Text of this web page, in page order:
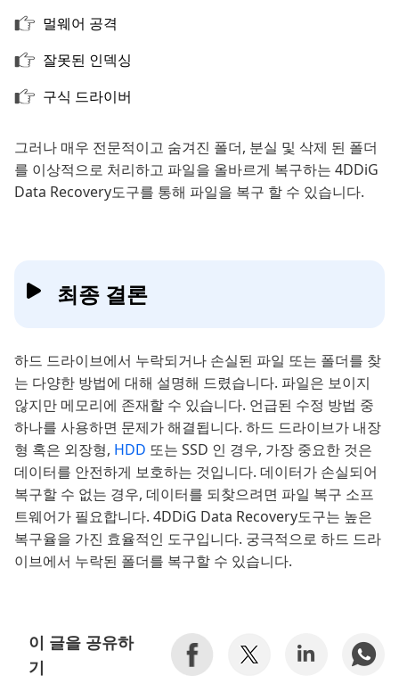
멀웨어 공격
잘못된 인덱싱
구식 드라이버
그러나 매우 전문적이고 숨겨진 폴더, 분실 및 삭제 된 폴더
를 이상적으로 처리하고 파일을 올바르게 복구하는 4DDiG
Data Recovery도구를 통해 파일을 복구 할 수 있습니다.
최종 결론
하드 드라이브에서 누락되거나 손실된 파일 또는 폴더를 찾
는 다양한 방법에 대해 설명해 드렸습니다. 파일은 보이지
않지만 메모리에 존재할 수 있습니다. 언급된 수정 방법 중
하나를 사용하면 문제가 해결됩니다. 하드 드라이브가 내장
형 혹은 외장형, HDD 또는 SSD 인 경우, 가장 중요한 것은
데이터를 안전하게 보호하는 것입니다. 데이터가 손실되어
복구할 수 없는 경우, 데이터를 되찾으려면 파일 복구 소프
트웨어가 필요합니다. 4DDiG Data Recovery도구는 높은
복구율을 가진 효율적인 도구입니다. 궁극적으로 하드 드라
이브에서 누락된 폴더를 복구할 수 있습니다.
이 글을 공유하
기